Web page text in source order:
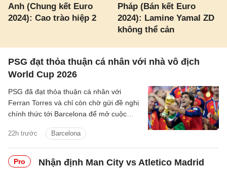
Anh (Chung kết Euro
2024): Cao trào hiệp 2
Pháp (Bán kết Euro
2024): Lamine Yamal ZD
không thể cản
PSG đạt thỏa thuận cá nhân với nhà vô địch
World Cup 2026
22h trước Barcelona
PSG đã đạt thỏa thuận cá nhân với
Ferran Torres và chỉ còn chờ gửi đề nghị
chính thức tới Barcelona để mở cuộc
Pro
Nhận định Man City vs Atletico Madrid